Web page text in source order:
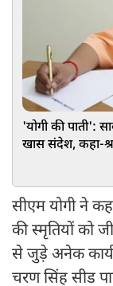
'योगी की पाती':
खास संदेश, कहा-
सीएम योगी ने
की स्मृतियों को
से जुड़े अनेक
चरण सिंह सीड